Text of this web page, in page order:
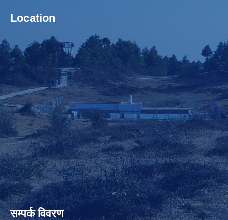
Location
सम्पर्क विवरण